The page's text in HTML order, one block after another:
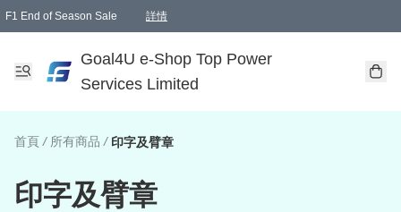
F1 End of Season Sale 詳情
Goal4U e-Shop Top Power
Services Limited
首頁 / 所有商品 / 印字及臂章
印字及臂章